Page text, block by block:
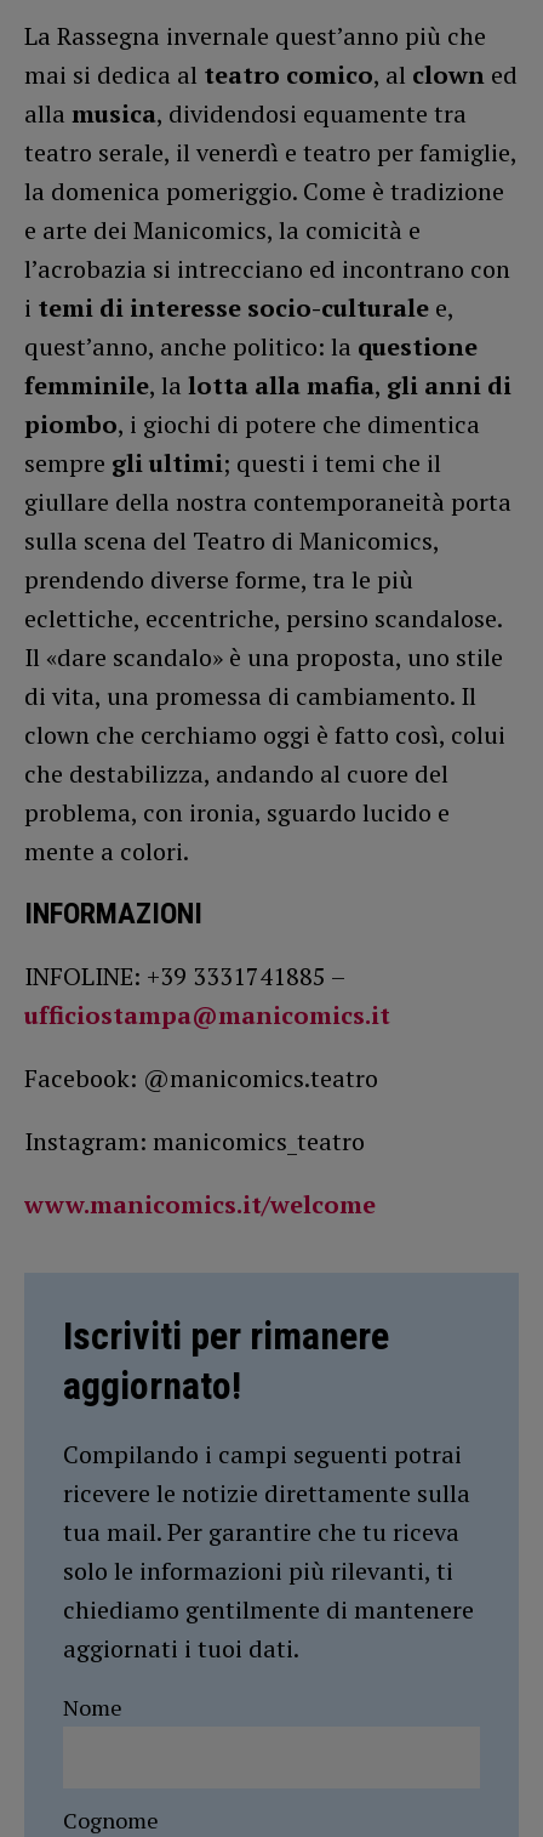
La Rassegna invernale quest’anno più che
mai si dedica al teatro comico, al clown ed
alla musica, dividendosi equamente tra
teatro serale, il venerdì e teatro per famiglie,
la domenica pomeriggio. Come è tradizione
e arte dei Manicomics, la comicità e
l’acrobazia si intrecciano ed incontrano con
i temi di interesse socio-culturale e,
quest’anno, anche politico: la questione
femminile, la lotta alla mafia, gli anni di
piombo, i giochi di potere che dimentica
sempre gli ultimi; questi i temi che il
giullare della nostra contemporaneità porta
sulla scena del Teatro di Manicomics,
prendendo diverse forme, tra le più
eclettiche, eccentriche, persino scandalose.
Il «dare scandalo» è una proposta, uno stile
di vita, una promessa di cambiamento. Il
clown che cerchiamo oggi è fatto così, colui
che destabilizza, andando al cuore del
problema, con ironia, sguardo lucido e
mente a colori.
INFORMAZIONI
INFOLINE: +39 3331741885 –
ufficiostampa@manicomics.it
Facebook: @manicomics.teatro
Instagram: manicomics_teatro
www.manicomics.it/welcome
Iscriviti per rimanere
aggiornato!
Compilando i campi seguenti potrai
ricevere le notizie direttamente sulla
tua mail. Per garantire che tu riceva
solo le informazioni più rilevanti, ti
chiediamo gentilmente di mantenere
aggiornati i tuoi dati.
Nome
Cognome